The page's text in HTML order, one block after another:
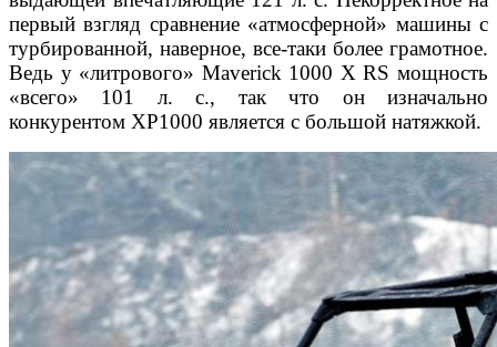
первый взгляд сравнение «атмосферной» машины с
турбированной, наверное, все-таки более грамотное.
Ведь у «литрового» Maverick 1000 X RS мощность
«всего» 101 л. с., так что он изначально
конкурентом XP1000 является с большой натяжкой.